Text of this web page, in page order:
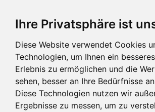
Ihre Privatsphäre ist
Diese Website verwendet Cookies
Technologien, um Ihnen ein
Erlebnis zu ermöglichen und die
sehen, besser an Ihre Bedürfnisse
Diese Technologien nutzen wir
Ergebnisse zu messen, um zu